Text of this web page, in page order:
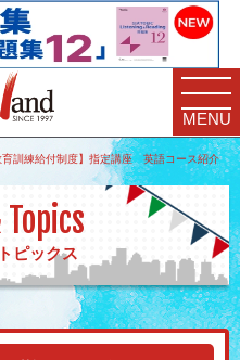
MENU
育訓練給付制度】指定講座 英語コース紹介
Topics
ピックス